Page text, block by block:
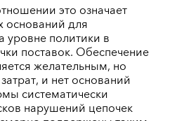
это означает
оснований для
уровне политики в
поставок. Обеспечение
желательным, но
и нет оснований
систематически
нарушений цепочек